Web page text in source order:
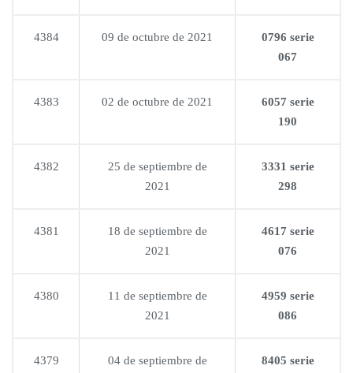
4384 09 de octubre de 2021
0796 serie
067
4383 02 de octubre de 2021
6057 serie
190
4382
25 de septiembre de
2021
3331 serie
298
4381
18 de septiembre de
2021
4617 serie
076
4380
11 de septiembre de
2021
4959 serie
086
4379
04 de septiembre de
8405 serie